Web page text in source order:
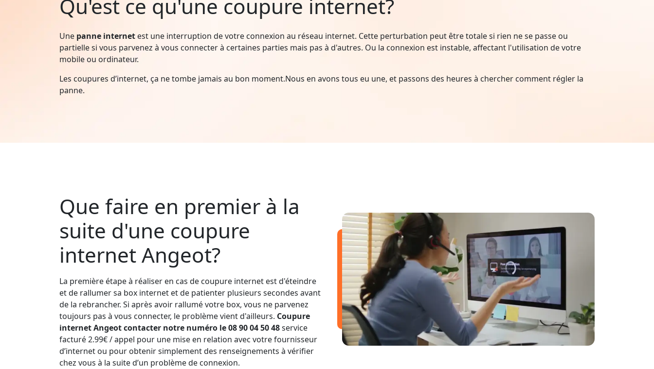
Qu'est ce qu'une coupure internet?
Une panne internet est une interruption de votre connexion au réseau internet. Cette perturbation peut être totale si rien ne se passe ou
partielle si vous parvenez à vous connecter à certaines parties mais pas à d'autres. Ou la connexion est instable, affectant l'utilisation de votre
mobile ou ordinateur.
Les coupures d’internet, ça ne tombe jamais au bon moment.Nous en avons tous eu une, et passons des heures à chercher comment régler la
panne.
Que faire en premier à la
suite d'une coupure
internet Angeot?
La première étape à réaliser en cas de coupure internet est d'éteindre
et de rallumer sa box internet et de patienter plusieurs secondes avant
de la rebrancher. Si après avoir rallumé votre box, vous ne parvenez
toujours pas à vous connecter, le problème vient d'ailleurs. Coupure
internet Angeot contacter notre numéro le 08 90 04 50 48service
facturé 2.99€ / appel pour une mise en relation avec votre fournisseur
d’internet ou pour obtenir simplement des renseignements à vérifier
chez vous à la suite d’un problème de connexion.